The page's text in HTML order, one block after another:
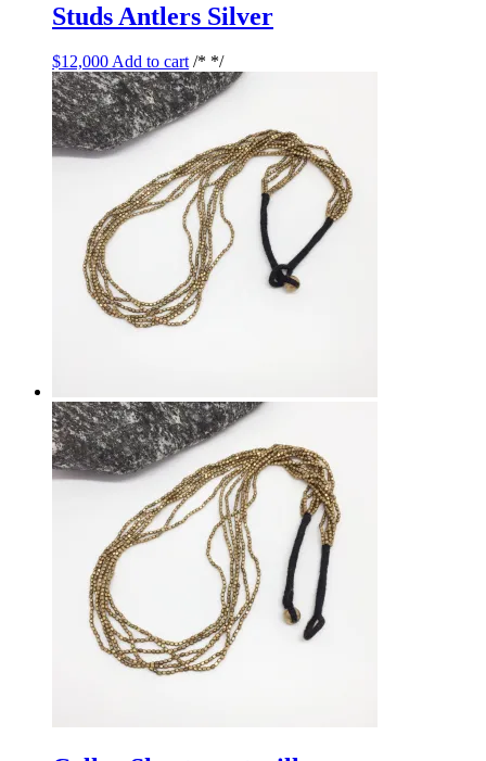
Studs Antlers Silver
$12,000Add to cart/* */